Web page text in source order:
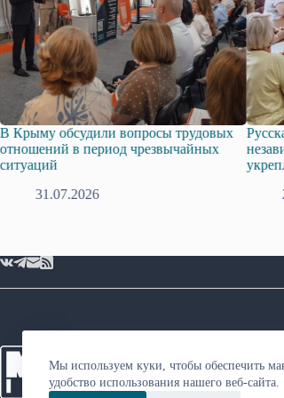
Мы используем куки, чтобы обеспечить
удобство использования нашего веб-сайта.
вопросы трудовых
чрезвычайных
Русская община
независимых
укрепляют